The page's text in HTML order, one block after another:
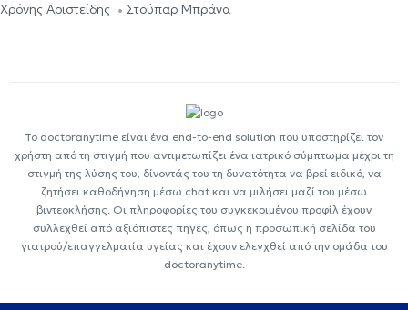
Χρόνης Αριστείδης
Στούπαρ Μπράνα
Το doctoranytime είναι ένα end-to-end solution που υποστηρίζει τον
χρήστη από τη στιγμή που αντιμετωπίζει ένα ιατρικό σύμπτωμα μέχρι τη
στιγμή της λύσης του, δίνοντάς του τη δυνατότητα να βρεί ειδικό, να
ζητήσει καθοδήγηση μέσω chat και να μιλήσει μαζί του μέσω
βιντεοκλήσης. Οι πληροφορίες του συγκεκριμένου προφίλ έχουν
συλλεχθεί από αξιόπιστες πηγές, όπως η προσωπική σελίδα του
γιατρού/επαγγελματία υγείας και έχουν ελεγχθεί από την ομάδα του
doctoranytime.